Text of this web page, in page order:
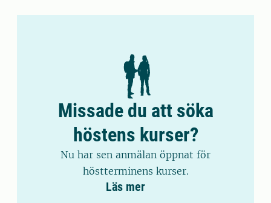
Missade du att söka
höstens kurser?
Nu har sen anmälan öppnat för
höstterminens kurser.
Läs mer